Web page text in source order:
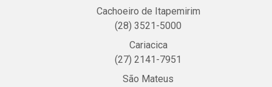
Cachoeiro de Itapemirim
(28) 3521-5000
Cariacica
(27) 2141-7951
São Mateus